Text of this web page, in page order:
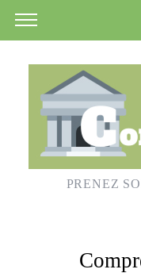
PRENEZ